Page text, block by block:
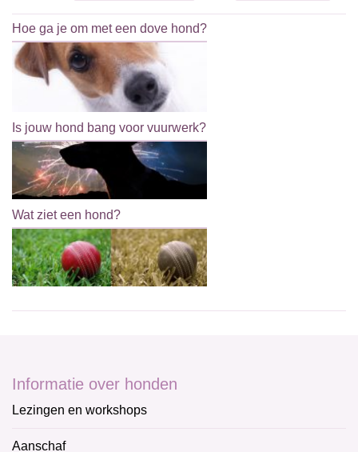
Hoe ga je om met een dove hond?
Is jouw hond bang voor vuurwerk?
Wat ziet een hond?
Informatie over honden
Lezingen en workshops
Aanschaf